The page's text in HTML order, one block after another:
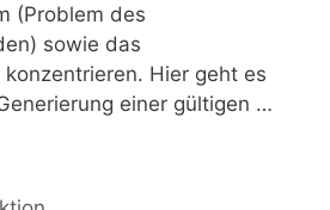
(Problem des
sowie das
Hier geht es
einer gültigen …